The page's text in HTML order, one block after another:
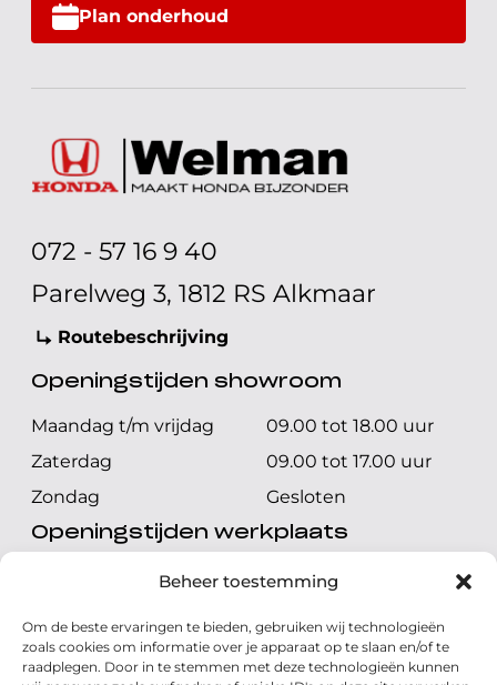
Beheer toestemming
Om de beste ervaringen te bieden, gebruiken wij technologieën
zoals cookies om informatie over je apparaat op te slaan en/of te
raadplegen. Door in te stemmen met deze technologieën kunnen
Plan onderhoud
072 - 57 16 9 40
Parelweg 3, 1812 RS Alkmaar
Routebeschrijving
Openingstijden showroom
Maandag t/m vrijdag
09.00 tot 18.00 uur
Zaterdag
09.00 tot 17.00 uur
Zondag
Gesloten
Openingstijden werkplaats
Maandag t/m vrijdag
08.00 tot 17.00 uur
Zondag
Gesloten